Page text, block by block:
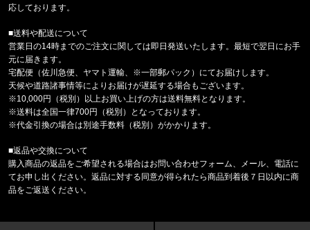
福岡県のお客様ご注文ありがとうございます。
COLUMBIA/コロンビア
福岡県のお客様ご注文ありがとうございます。
CALVIN KLEIN/カルバンクライン
MICROFIBER STRETCH 3PK LO
福岡県のお客様ご注文ありがとうございます。
COLUMBIA/コロンビア
フリーザーゼロII アームスリーブ CU1100
応しております。
■送料や配送について
営業日の14時までのご注文に関しては即日発送いたします。最短で翌日にお手
元に届きます。
宅配便（佐川急便、ヤマト運輸、※一部郵パック）にてお届けします。
天候や道路諸事情等によりお届けが遅延する場合もございます。
※10,000円（税別）以上お買い上げの方は送料無料となります。
※送料は全国一律700円（税別）となっております。
※代金引換の場合は別途手数料（税別）がかかります。
■返品や交換について
購入商品の返品をご希望される場合はお問い合わせフォーム、メール、電話に
てお申し出ください。返品に対する同意が得られたら商品到着後７日以内に商
品をご返送ください。